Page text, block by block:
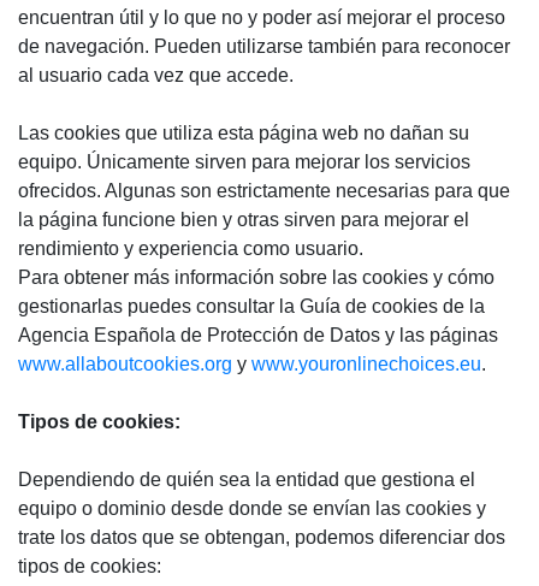
encuentran útil y lo que no y poder así mejorar el proceso
de navegación. Pueden utilizarse también para reconocer
al usuario cada vez que accede.
Las cookies que utiliza esta página web no dañan su
equipo. Únicamente sirven para mejorar los servicios
ofrecidos. Algunas son estrictamente necesarias para que
la página funcione bien y otras sirven para mejorar el
rendimiento y experiencia como usuario.
Para obtener más información sobre las cookies y cómo
gestionarlas puedes consultar la Guía de cookies de la
Agencia Española de Protección de Datos y las páginas
www.allaboutcookies.org y www.youronlinechoices.eu.
Tipos de cookies:
Dependiendo de quién sea la entidad que gestiona el
equipo o dominio desde donde se envían las cookies y
trate los datos que se obtengan, podemos diferenciar dos
tipos de cookies: